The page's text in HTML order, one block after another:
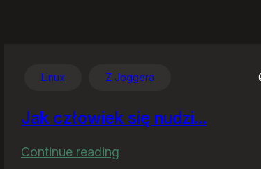
Linux Z Joggera
Jak człowiek się nudzi…
Continue reading